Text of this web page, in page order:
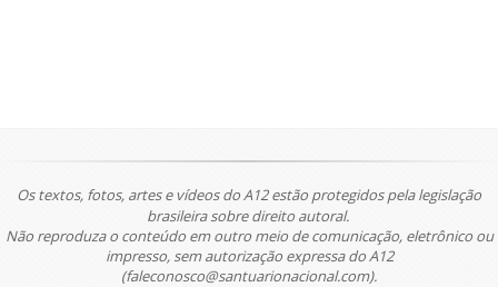
Os textos, fotos, artes e vídeos do A12 estão protegidos pela legislação
brasileira sobre direito autoral.
Não reproduza o conteúdo em outro meio de comunicação, eletrônico ou
impresso, sem autorização expressa do A12
(faleconosco@santuarionacional.com).